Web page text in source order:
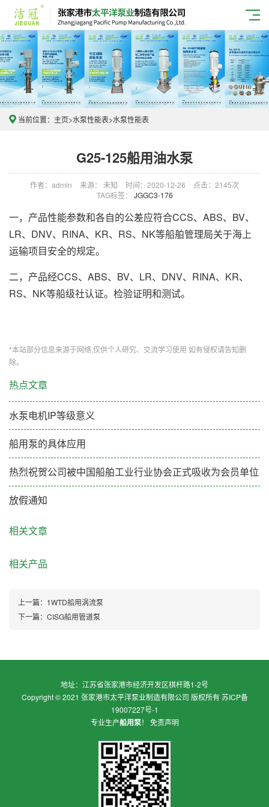
当前位置： 主页>水泵性能表>水泵性能表
G25-125船用油水泵
作者：admin 来源： 未知 时间：2020-12-26
点击：2145次
TAG标签： JGGC3-176
一，产品性能参数和各自的公差应符合CCS、ABS、BV、
LR、DNV、RINA、KR、RS、NK等船舶管理局关于海上
运输项目安全的规定。
二，产品经CCS、ABS、BV、LR、DNV、RINA、KR、
RS、NK等船级社认证。检验证明和测试。
*本站部分信息来源于网络,仅供个人研究、交流学习使用 如有侵权请告知删
除。
热点文章
水泵电机IP等级意义
船用泵的具体应用
热烈祝贺公司被中国船舶工业行业协会正式吸收为会员单位
放假通知
相关文章
相关产品
上一篇： 1WTD船用涡流泵
下一篇： CISG船用管道泵
地址：江苏省张家港市经济开发区棋杆路1-2号
Copyright © 2021 张家港市太平洋泵业制造有限公司 版权所有苏ICP备
19007227号-1
专业生产船用泵！ 免责声明